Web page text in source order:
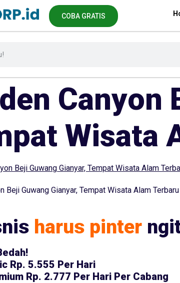
COBA GRATIS
Canyon
Wisata
Beji Guwang Gianyar, Tempat Wisata Alam Terbaru
harus pinter
Rp. 5.555 Per Hari
Rp. 2.777 Per Hari Per Cabang